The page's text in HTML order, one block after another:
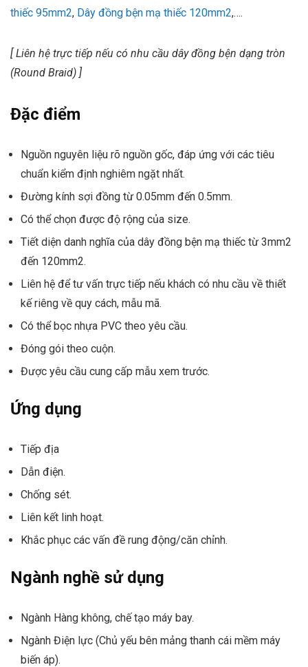
thiếc 95mm2, Dây đồng bện mạ thiếc 120mm2,….
[ Liên hệ trực tiếp nếu có nhu cầu dây đồng bện dạng tròn
(Round Braid) ]
Đặc điểm
Nguồn nguyên liệu rõ nguồn gốc, đáp ứng với các tiêu
chuẩn kiểm định nghiêm ngặt nhất.
Đường kính sợi đồng từ 0.05mm đến 0.5mm.
Có thể chọn được độ rộng của size.
Tiết diện danh nghĩa của dây đồng bện mạ thiếc từ 3mm2
đến 120mm2.
Liên hệ để tư vấn trực tiếp nếu khách có nhu cầu về thiết
kế riêng về quy cách, mẫu mã.
Có thể bọc nhựa PVC theo yêu cầu.
Đóng gói theo cuộn.
Được yêu cầu cung cấp mẫu xem trước.
Ứng dụng
Tiếp địa
Dẫn điện.
Chống sét.
Liên kết linh hoạt.
Khắc phục các vấn đề rung động/căn chỉnh.
Ngành nghề sử dụng
Ngành Hàng không, chế tạo máy bay.
Ngành Điện lực (Chủ yếu bên mảng thanh cái mềm máy
biến áp).